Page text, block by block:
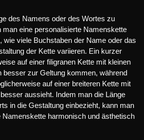
des Namens oder des Wortes zu
man eine personalisierte Namenskette
wie viele Buchstaben der Name oder das
der Kette variieren. Ein kurzer
auf einer filigranen Kette mit kleinen
besser zur Geltung kommen, während
auf einer breiteren Kette mit
aussieht. Indem man die Länge
in die Gestaltung einbezieht, kann man
harmonisch und ästhetisch